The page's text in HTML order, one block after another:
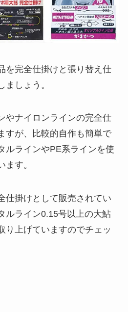
を完全仕掛けと張り替え仕
ましょう。
やナイロンラインの完全仕
すが、比較的自作も簡単で
ルラインやPE系ラインを使
ます。
仕掛けとして販売されてい
ルライン0.15号以上の大鮎
り上げていますのでチェッ